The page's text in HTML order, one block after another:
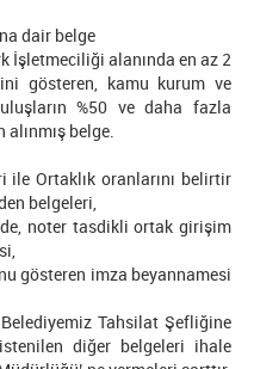
dair belge
alanında en az 2
gösteren, kamu kurum ve
%50 ve daha fazla
belge.
Ortaklık oranlarını belirtir
belgeleri,
noter tasdikli ortak girişim
gösteren imza beyannamesi
Tahsilat Şefliğine
diğer belgeleri ihale